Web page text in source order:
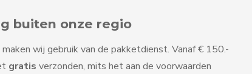
buiten onze regio
wij gebruik van de pakketdienst. Vanaf € 150.-
gratis verzonden, mits het aan de voorwaarden